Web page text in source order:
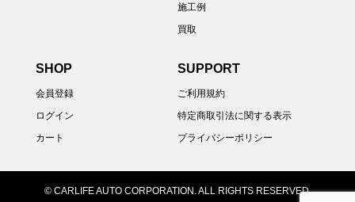
施工例
買取
SHOP
会員登録
ログイン
カート
SUPPORT
ご利用規約
特定商取引法に関する表示
プライバシーポリシー
© CARLIFE AUTO CORPORATION. ALL RIGHTS RESERVED.